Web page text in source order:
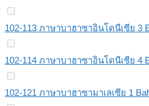
102-113 ภาษาบาฮาซาอินโดนีเซีย 3
102-114 ภาษาบาฮาซาอินโดนีเซีย 4
102-121 ภาษาบาฮาซามาเลเซีย 1